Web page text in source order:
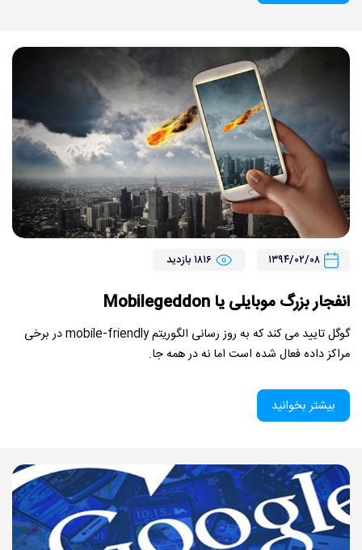
۱۳۹۴/۰۲/۰۸ ۱۸۱۶ بازدید
انفجار بزرگ موبایلی یا Mobilegeddon
گوگل تایید می کند که به روز رسانی الگوریتم mobile-friendly در برخی
مراکز داده فعال شده است اما نه در همه جا.
بیشتر بخوانید